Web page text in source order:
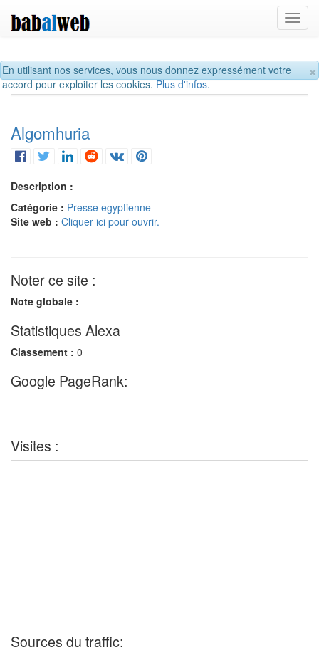
×
En utilisant nos services, vous nous donnez expressément votre
accord pour exploiter les cookies.Plus d'infos.
Algomhuria
Description :
Catégorie : Presse egyptienne
Site web : Cliquer ici pour ouvrir.
Noter ce site :
Note globale :
Statistiques Alexa
Classement : 0
Google PageRank:
Visites :
Sources du traffic: